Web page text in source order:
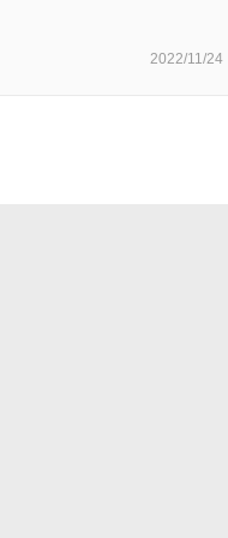
2022/11/24